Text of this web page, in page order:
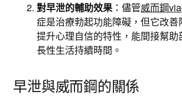
對早泄的輔助效果：儘管威而鋼
症是治療勃起功能障礙，但它改善
提升心理自信的特性，能間接幫
長性生活持續時間。
早泄與威而鋼的關係